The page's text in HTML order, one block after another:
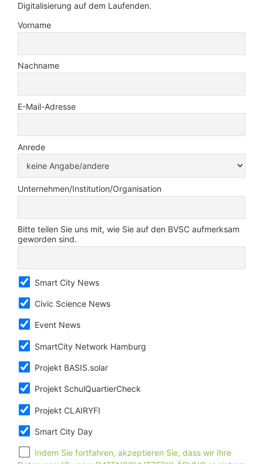
Digitalisierung auf dem Laufenden.
Vorname
Nachname
E-Mail-Adresse
Anrede
Unternehmen/Institution/Organisation
Bitte teilen Sie uns mit, wie Sie auf den BVSC aufmerksam
geworden sind.
Smart City News
Civic Science News
Event News
SmartCity Network Hamburg
Projekt BASIS.solar
Projekt SchulQuartierCheck
Projekt CLAIRYFI
Smart City Day
Indem Sie fortfahren, akzeptieren Sie, dass wir Ihre